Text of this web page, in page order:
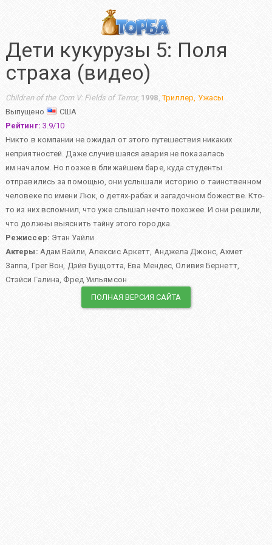
Дети кукурузы 5: Поля
страха (видео)
Children of the Corn V: Fields of Terror, 1998,Триллер, Ужасы
Выпущено
США
Рейтинг: 3.9/10
Никто в компании не ожидал от этого путешествия никаких
неприятностей. Даже случившаяся авария не показалась
им началом. Но позже в ближайшем баре, куда студенты
отправились за помощью, они услышали историю о таинственном
человеке по имени Люк, о детях-рабах и загадочном божестве. Кто-
то из них вспомнил, что уже слышал нечто похожее. И они решили,
что должны выяснить тайну этого городка.
Режиссер: Этан Уайли
Актеры: Адам Вайли, Алексис Аркетт, Анджела Джонс,Ахмет
Заппа, Грег Вон, Дэйв Буццотта,Ева Мендес,Оливия Бернетт,
Стэйси Галина,Фред Уильямсон
ПОЛНАЯ ВЕРСИЯ САЙТА